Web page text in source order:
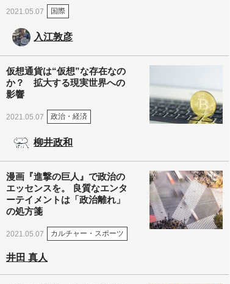
2021.05.07 国際
入江敦彦
仮想通貨は“仮想”な存在なの
か？ 拡大する現実世界への
影響
2021.05.07 政治・経済
柳井政和
漫画『進撃の巨人』で政治の
エッセンスを。 良質なエンタ
ーテイメントは「政治離れ」
の処方箋
2021.05.07 カルチャー・スポーツ
井田 真人